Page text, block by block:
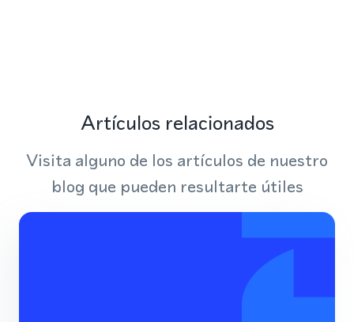
Artículos relacionados
Visita alguno de los artículos de nuestro
blog que pueden resultarte útiles